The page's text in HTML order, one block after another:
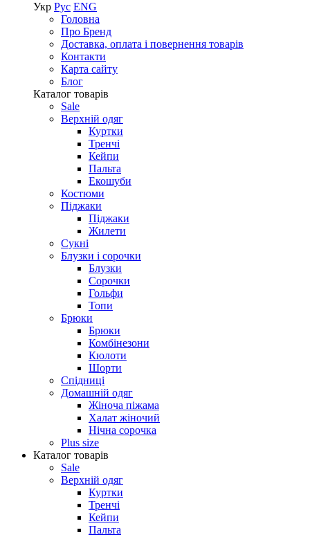
Укр Рус ENG
Головна
Про Бренд
Доставка, оплата і повернення товарів
Контакти
Карта сайту
Блог
Каталог товарів
Sale
Верхній одяг
Куртки
Тренчі
Кейпи
Пальта
Екошуби
Костюми
Піджаки
Піджаки
Жилети
Сукні
Блузки і сорочки
Блузки
Сорочки
Гольфи
Топи
Брюки
Брюки
Комбінезони
Кюлоти
Шорти
Спідниці
Домашній одяг
Жіноча піжама
Халат жіночий
Нічна сорочка
Plus size
Каталог товарів
Sale
Верхній одяг
Куртки
Тренчі
Кейпи
Пальта